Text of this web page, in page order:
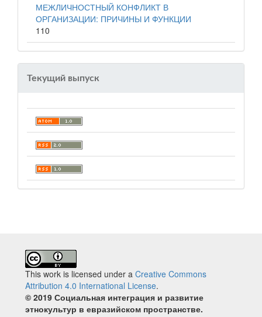
МЕЖЛИЧНОСТНЫЙ КОНФЛИКТ В
ОРГАНИЗАЦИИ: ПРИЧИНЫ И ФУНКЦИИ
110
Текущий выпуск
This work is licensed under a Creative Commons
Attribution 4.0 International License.
© 2019 Социальная интеграция и развитие
этнокультур в евразийском пространстве.